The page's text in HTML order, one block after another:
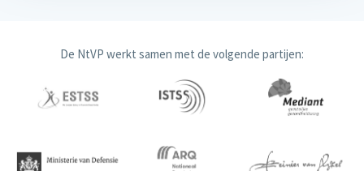
De NtVP werkt samen met de volgende partijen: